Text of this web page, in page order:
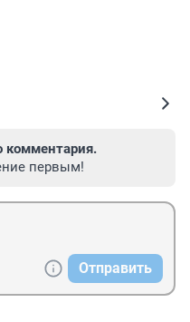
комментария.
первым!
Отправить